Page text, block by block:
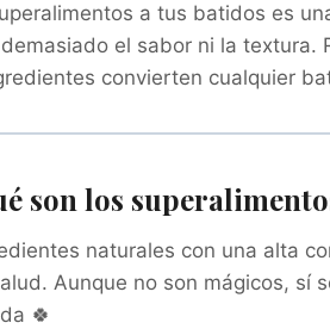
a tus batidos es
el sabor ni la textura.
convierten cualquier
son los
naturales con una alta
Aunque no son mágicos, sí
🍀